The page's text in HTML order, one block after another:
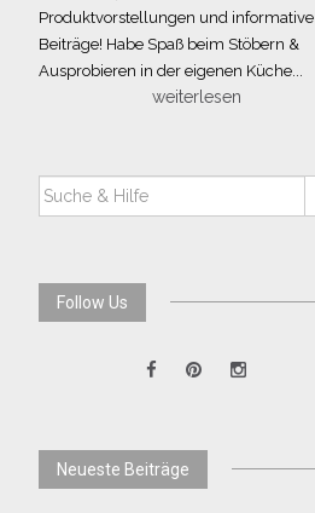
Produktvorstellungen und informative
Beiträge! Habe Spaß beim Stöbern &
Ausprobieren in der eigenen Küche...
weiterlesen
SUCHEN
NACH:
Follow Us
Neueste Beiträge